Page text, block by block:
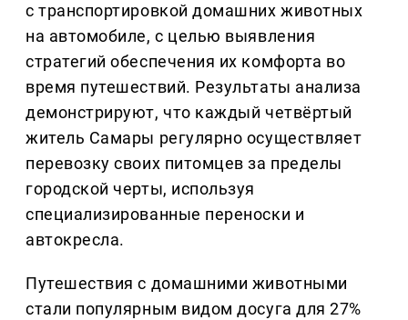
с транспортировкой домашних животных
на автомобиле, с целью выявления
стратегий обеспечения их комфорта во
время путешествий. Результаты анализа
демонстрируют, что каждый четвёртый
житель Самары регулярно осуществляет
перевозку своих питомцев за пределы
городской черты, используя
специализированные переноски и
автокресла.
Путешествия с домашними животными
стали популярным видом досуга для 27%